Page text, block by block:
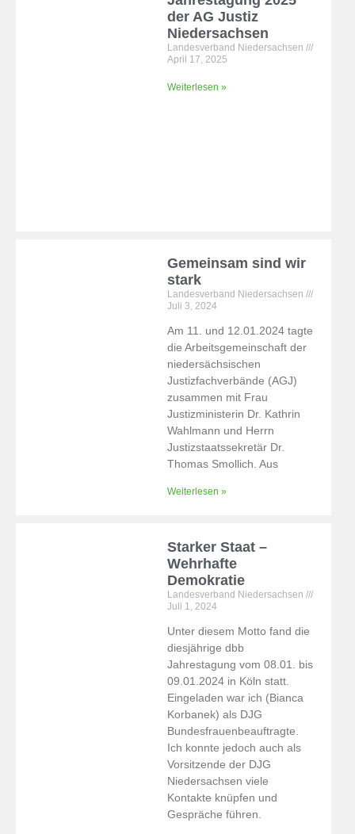
der AG Justiz
Niedersachsen
Landesverband Niedersachsen
April 17, 2025
Weiterlesen »
Gemeinsam sind wir
stark
Landesverband Niedersachsen
Juli 3, 2024
Am 11. und 12.01.2024 tagte
die Arbeitsgemeinschaft der
niedersächsischen
Justizfachverbände (AGJ)
zusammen mit Frau
Justizministerin Dr. Kathrin
Wahlmann und Herrn
Justizstaatssekretär Dr.
Thomas Smollich. Aus
Weiterlesen »
Starker Staat –
Wehrhafte
Demokratie
Landesverband Niedersachsen
Juli 1, 2024
Unter diesem Motto fand die
diesjährige dbb
Jahrestagung vom 08.01. bis
09.01.2024 in Köln statt.
Eingeladen war ich (Bianca
Korbanek) als DJG
Bundesfrauenbeauftragte.
Ich konnte jedoch auch als
Vorsitzende der DJG
Niedersachsen viele
Kontakte knüpfen und
Gespräche führen.